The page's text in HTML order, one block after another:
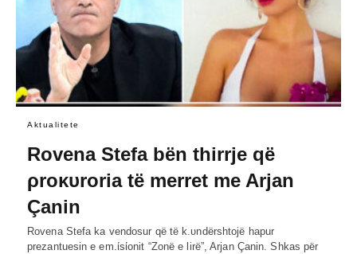
Aktualitete
Rovena Stefa bën thirrje që
ρroκυroria të merret me Arjan
Çanin
Rovena Stefa ka vendosur që të k.υndërshtojë hapur
prezantuesin e em.ίsίonit “Zonë e lirë”, Arjan Çanin. Shkas për